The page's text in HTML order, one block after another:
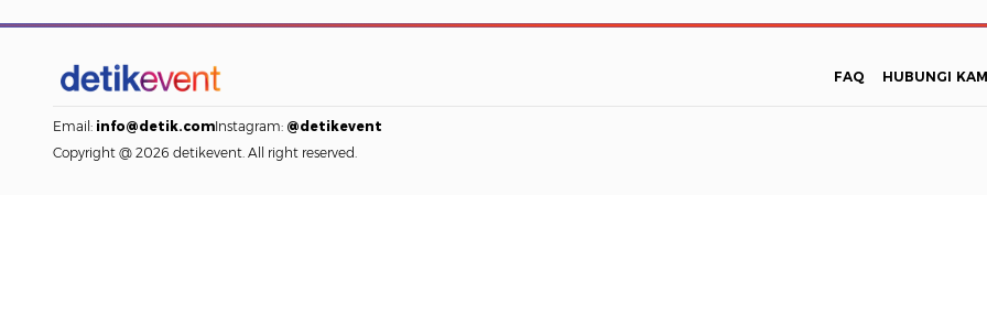
FAQ HUBUNGI
Email: info@detik.comInstagram: @detikevent
Copyright @ 2026 detikevent. All right reserved.